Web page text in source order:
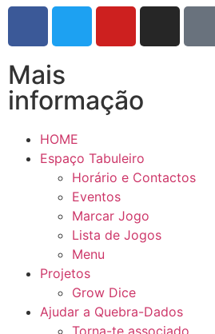
Mais
informação
HOME
Espaço Tabuleiro
Horário e Contactos
Eventos
Marcar Jogo
Lista de Jogos
Menu
Projetos
Grow Dice
Ajudar a Quebra-Dados
Torna-te associado